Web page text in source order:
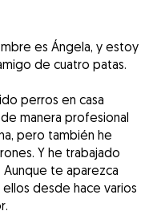
es Ángela, y estoy
de cuatro patas.
perros en casa
manera profesional
pero también he
Y he trabajado
te aparezca
desde hace varios